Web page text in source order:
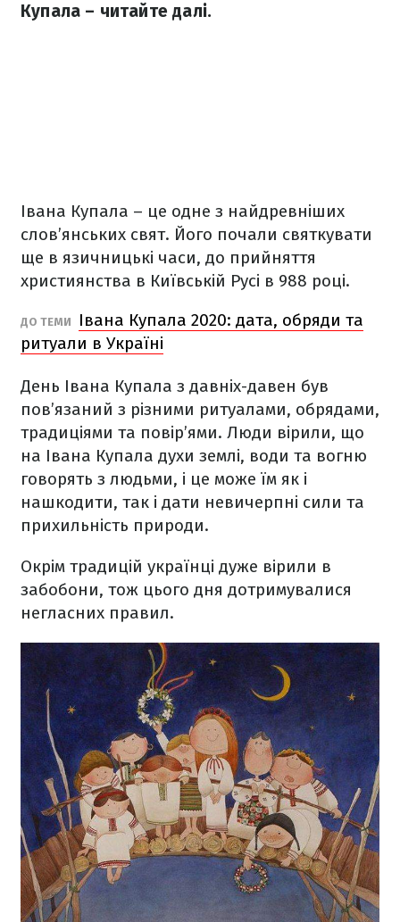
Купала – читайте далі.
Івана Купала – це одне з найдревніших
слов’янських свят. Його почали святкувати
ще в язичницькі часи, до прийняття
християнства в Київській Русі в 988 році.
ДО ТЕМИ
Івана Купала 2020: дата, обряди та
ритуали в Україні
День Івана Купала з давніх-давен був
пов’язаний з різними ритуалами, обрядами,
традиціями та повір’ями. Люди вірили, що
на Івана Купала духи землі, води та вогню
говорять з людьми, і це може їм як і
нашкодити, так і дати невичерпні сили та
прихильність природи.
Окрім традицій українці дуже вірили в
забобони, тож цього дня дотримувалися
негласних правил.